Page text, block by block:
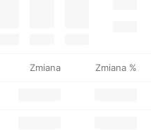
Zmiana Zmiana %